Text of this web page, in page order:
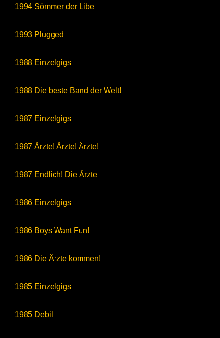
1994 Sömmer der Libe
1993 Plugged
1988 Einzelgigs
1988 Die beste Band der Welt!
1987 Einzelgigs
1987 Ärzte! Ärzte! Ärzte!
1987 Endlich! Die Ärzte
1986 Einzelgigs
1986 Boys Want Fun!
1986 Die Ärzte kommen!
1985 Einzelgigs
1985 Debil